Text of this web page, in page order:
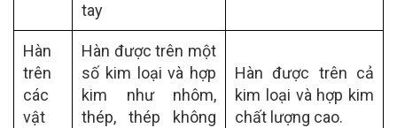
tay
Hàn
trên
các
vật
Hàn được trên một
số kim loại và hợp
kim như nhôm,
thép, thép không
Hàn được trên cả
kim loại và hợp kim
chất lượng cao.